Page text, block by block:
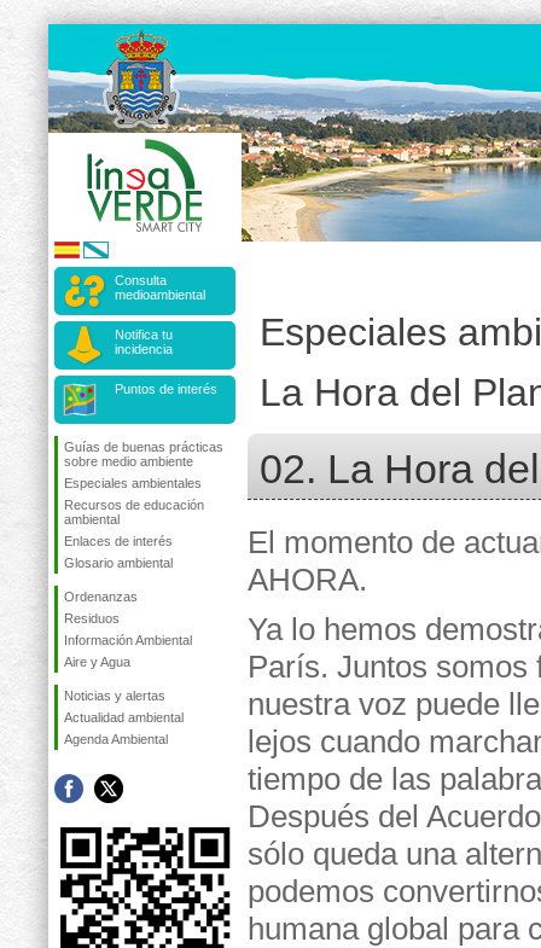
Consulta
medioambiental
Notifica tu
incidencia
Puntos de interés
Guías de buenas prácticas
sobre medio ambiente
Especiales ambientales
Recursos de educación
ambiental
Enlaces de interés
Glosario ambiental
Ordenanzas
Residuos
Información Ambiental
Aire y Agua
Noticias y alertas
Actualidad ambiental
Agenda Ambiental
Especiales
La Hora del
02. La Hora
El momento de
AHORA.
Ya lo hemos
París. Juntos somos
nuestra voz puede
lejos cuando
tiempo de las
Después del
sólo queda una
podemos
humana global para